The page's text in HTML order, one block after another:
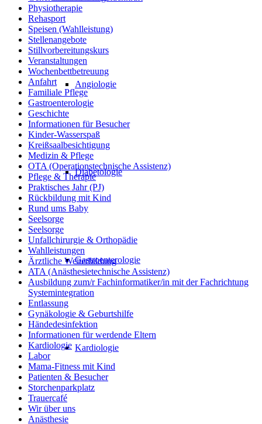
Angiologie
Diabetologie
Gastroenterologie
Kardiologie
Physiotherapie
Rehasport
Speisen (Wahlleistung)
Stellenangebote
Stillvorbereitungskurs
Veranstaltungen
Wochenbettbetreuung
Anfahrt
Familiale Pflege
Gastroenterologie
Geschichte
Informationen für Besucher
Kinder-Wasserspaß
Kreißsaalbesichtigung
Medizin & Pflege
OTA (Operationstechnische Assistenz)
Pflege & Therapie
Praktisches Jahr (PJ)
Rückbildung mit Kind
Rund ums Baby
Seelsorge
Seelsorge
Unfallchirurgie & Orthopädie
Wahlleistungen
Ärztliche Weiterbildung
ATA (Anästhesietechnische Assistenz)
Ausbildung zum/r Fachinformatiker/in mit der Fachrichtung
Systemintegration
Entlassung
Gynäkologie & Geburtshilfe
Händedesinfektion
Informationen für werdende Eltern
Kardiologie
Labor
Mama-Fitness mit Kind
Patienten & Besucher
Storchenparkplatz
Trauercafé
Wir über uns
Anästhesie